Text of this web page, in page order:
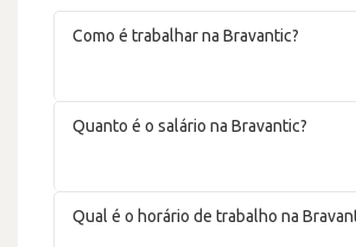
Como é trabalhar na Bravantic?
Quanto é o salário na Bravantic?
Qual é o horário de trabalho na